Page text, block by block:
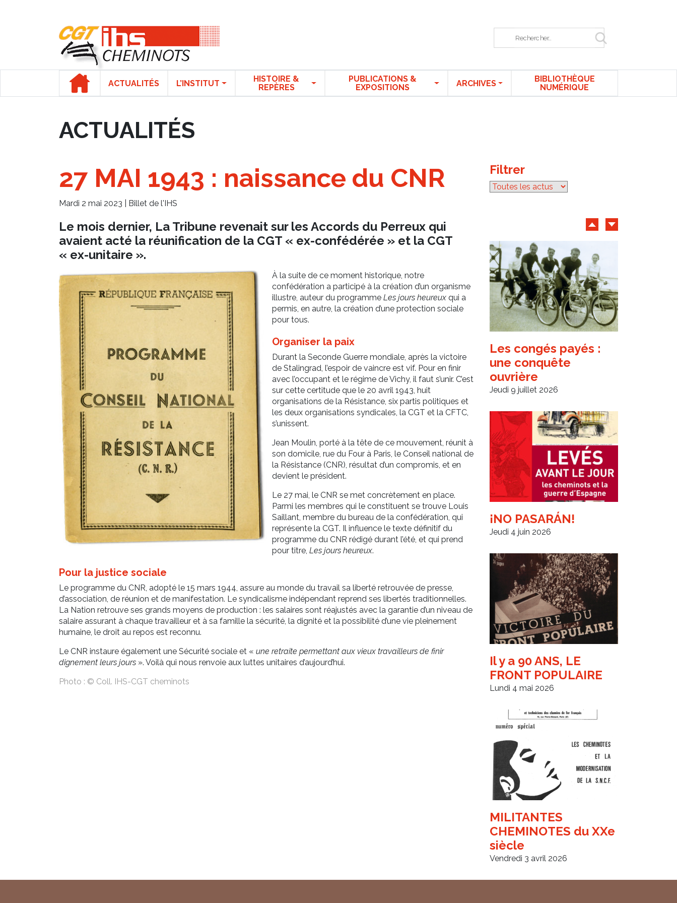
ACTUALITÉS L’INSTITUT
HISTOIRE &
REPÈRES
PUBLICATIONS &
EXPOSITIONS
ARCHIVES
BIBLIOTHÈQUE
NUMÉRIQUE
ACTUALITÉS
27 MAI 1943 : naissance du CNR
Mardi 2 mai 2023 | Billet de l'IHS
Le mois dernier, La Tribune revenait sur les Accords du Perreux qui
avaient acté la réunification de la CGT « ex-confédérée » et la CGT
« ex-unitaire ».
À la suite de ce moment historique, notre
confédération a participé à la création d’un organisme
illustre, auteur du programme Les jours heureuxqui a
permis, en autre, la création d’une protection sociale
pour tous.
Organiser la paix
Durant la Seconde Guerre mondiale, après la victoire
de Stalingrad, l’espoir de vaincre est vif. Pour en finir
avec l’occupant et le régime de Vichy, il faut s’unir. C’est
sur cette certitude que le 20 avril 1943, huit
organisations de la Résistance, six partis politiques et
les deux organisations syndicales, la CGT et la CFTC,
s’unissent.
Jean Moulin, porté à la tête de ce mouvement, réunit à
son domicile, rue du Four à Paris, le Conseil national de
la Résistance (CNR), résultat d’un compromis, et en
devient le président.
Le 27 mai, le CNR se met concrètement en place.
Parmi les membres qui le constituent se trouve Louis
Saillant, membre du bureau de la confédération, qui
représente la CGT. Il influence le texte définitif du
programme du CNR rédigé durant l’été, et qui prend
pour titre, Les jours heureux.
Pour la justice sociale
Le programme du CNR, adopté le 15 mars 1944, assure au monde du travail sa liberté retrouvée de presse,
d’association, de réunion et de manifestation. Le syndicalisme indépendant reprend ses libertés traditionnelles.
La Nation retrouve ses grands moyens de production : les salaires sont réajustés avec la garantie d’un niveau de
salaire assurant à chaque travailleur et à sa famille la sécurité, la dignité et la possibilité d’une vie pleinement
humaine, le droit au repos est reconnu.
Le CNR instaure également une Sécurité sociale et « une retraite permettant aux vieux travailleurs de finir
dignement leurs jours ». Voilà qui nous renvoie aux luttes unitaires d’aujourd’hui.
Photo : © Coll. IHS-CGT cheminots
Filtrer
Archives d'articles
Les congés payés :
une conquête
ouvrière
Jeudi 9 juillet 2026
¡NO PASARÁN!
Jeudi 4 juin 2026
Il y a 90 ANS, LE
FRONT POPULAIRE
Lundi 4 mai 2026
MILITANTES
CHEMINOTES du XXe
siècle
Vendredi 3 avril 2026